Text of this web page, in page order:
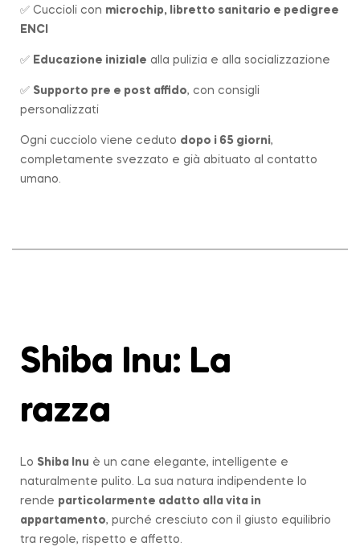
✅ Cuccioli con microchip, libretto sanitario e pedigree
ENCI
✅ Educazione iniziale alla pulizia e alla socializzazione
✅ Supporto pre e post affido, con consigli
personalizzati
Ogni cucciolo viene ceduto dopo i 65 giorni,
completamente svezzato e già abituato al contatto
umano.
Shiba Inu: La
razza
Lo Shiba Inu è un cane elegante, intelligente e
naturalmente pulito. La sua natura indipendente lo
rende particolarmente adatto alla vita in
appartamento, purché cresciuto con il giusto equilibrio
tra regole, rispetto e affetto.